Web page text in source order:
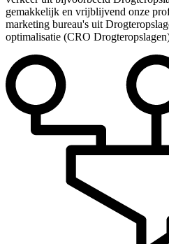
gemakkelijk en vrijblijvend onze
marketing bureau's uit
optimalisatie (CRO